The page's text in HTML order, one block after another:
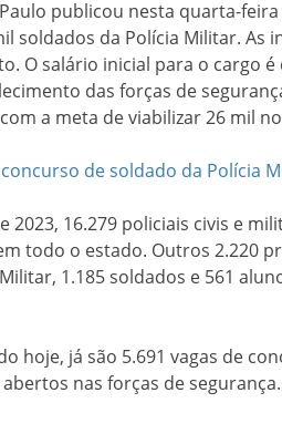
publicou nesta quarta-
soldados da Polícia Militar. As
O salário inicial para o cargo
das forças de
a meta de viabilizar 26 mil
de soldado da Polícia
2023, 16.279 policiais civis e
todo o estado. Outros 2.220
1.185 soldados e 561
hoje, já são 5.691 vagas de
nas forças de